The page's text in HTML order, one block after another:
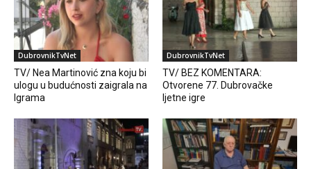
DubrovnikTvNet
TV/ Nea Martinović zna koju bi
ulogu u budućnosti zaigrala na
Igrama
DubrovnikTvNet
TV/ BEZ KOMENTARA:
Otvorene 77. Dubrovačke
ljetne igre